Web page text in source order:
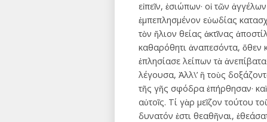
εἰπεῖν, ἐσιώπων· οἱ τῶν
ἐμπεπλησμένον εὐωδίας
τὸν ἥλιον θείας ἀκτῖνας
καθαρόθητι ἀναπεσόντα, ὅθεν
ἐπλησίασε λείπων τὰ
λέγουσα, Ἀλλ\’ ἢ τοὺς
τῆς γῆς σφόδρα ἐπήρθησαν·
αὐτοῖς. Τί γὰρ μεῖζον τούτου
δυνατόν ἐστι θεαθῆναι,